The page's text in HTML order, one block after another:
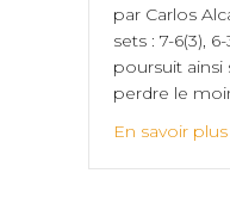
par Carlos
sets : 7-6(3),
poursuit ainsi
perdre le
En savoir plus